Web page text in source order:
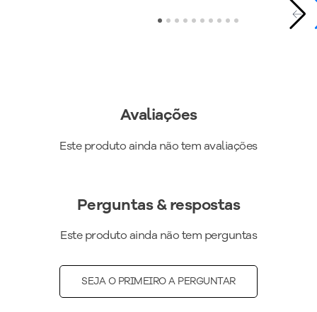
Avaliações
Este produto ainda não tem avaliações
Perguntas & respostas
Este produto ainda não tem perguntas
SEJA O PRIMEIRO A PERGUNTAR